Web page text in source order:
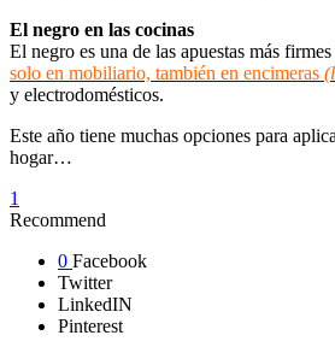
El negro en las cocinas
El negro es una de las apuestas más
solo en mobiliario, también en encimeras
y electrodomésticos.
Este año tiene muchas opciones para
hogar…
1
Recommend
0 Facebook
Twitter
LinkedIN
Pinterest